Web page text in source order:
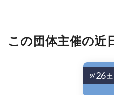
この団体主催の近
9/ 26土